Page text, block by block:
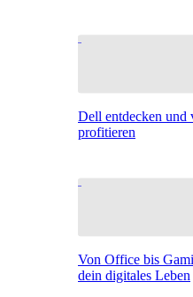
Dell entdecken und
profitieren
Von Office bis
dein digitales Leben